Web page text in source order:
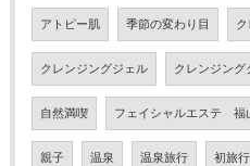
アトピー肌 季節の変わり目
クレンジングジェル クレンジング
自然満喫 フェイシャルエステ 福
親子 温泉 温泉旅行 初旅行